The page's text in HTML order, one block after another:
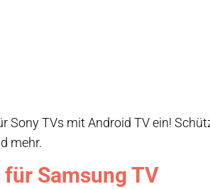
Sony TVs mit Android TV ein!
mehr.
Samsung TV